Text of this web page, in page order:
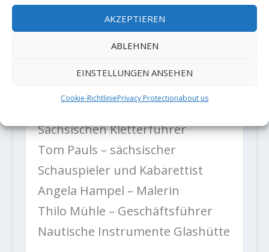
AKZEPTIEREN
ABLEHNEN
EINSTELLUNGEN ANSEHEN
Cookie-RichtliniePrivacy Protectionabout us
Schiffergesellschaft Elbe Prossen
Dr. Jens Triebel –
Oberbürgermeister der Stadt
Sächsischen Kletterführer
Tom Pauls – sächsischer
Schauspieler und Kabarettist
Angela Hampel – Malerin
Thilo Mühle – Geschäftsführer
Nautische Instrumente Glashütte